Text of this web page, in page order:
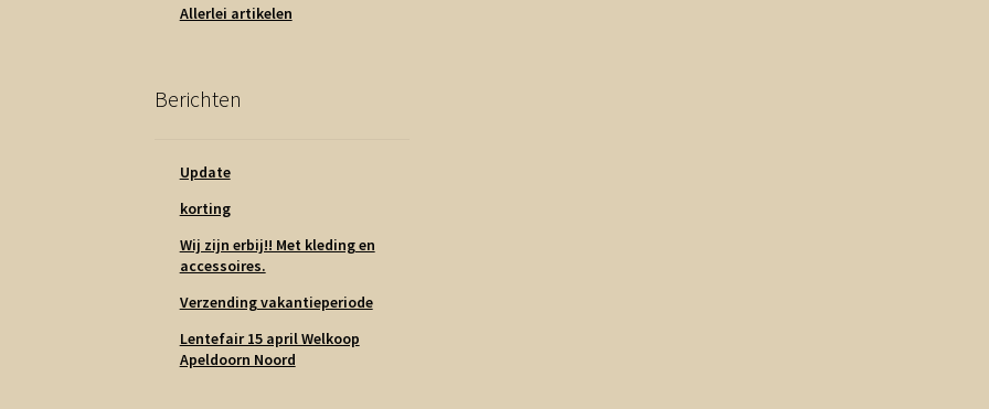
Allerlei artikelen
Berichten
Update
korting
Wij zijn erbij!! Met kleding en
accessoires.
Verzending vakantieperiode
Lentefair 15 april Welkoop
Apeldoorn Noord